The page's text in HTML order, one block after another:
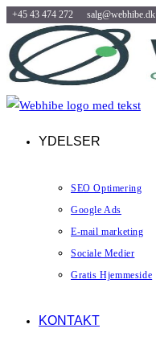
Skip
content
+45 43 474 272 salg@webhibe.dk
YDELSER
SEO Optimering
Google Ads
E-mail marketing
Sociale Medier
Gratis Hjemmeside
KONTAKT